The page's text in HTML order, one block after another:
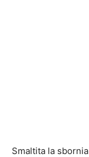
Smaltita la